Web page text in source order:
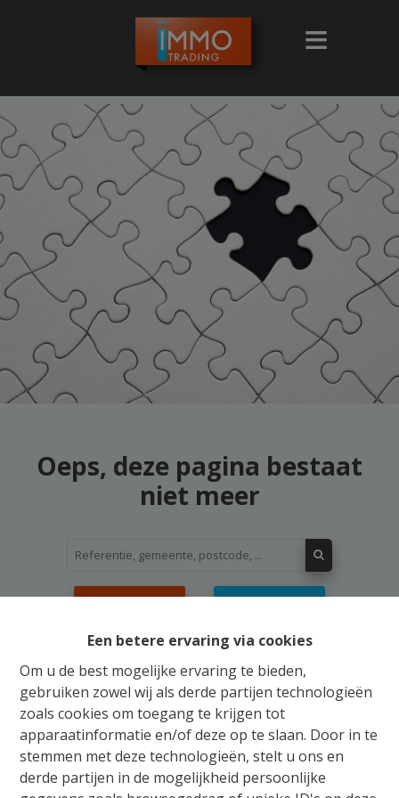
Een betere ervaring via cookies
Om u de best mogelijke ervaring te bieden,
gebruiken zowel wij als derde partijen technologieën
zoals cookies om toegang te krijgen tot
apparaatinformatie en/of deze op te slaan. Door in te
stemmen met deze technologieën, stelt u ons en
derde partijen in de mogelijkheid persoonlijke
Oeps, deze pagina bestaat
niet meer
Te koop Te huur
Gratis Schatting
Ons verkoopsteam staat u bij met raad en daad
voor de aankoop, verkoop, huur of verhuur van